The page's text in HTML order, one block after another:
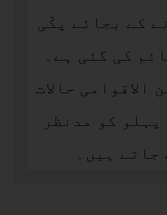
کے بجائے پکّی
کی گئی ہے۔
الاقوامی حالات
کو مدنظر
جاتے ہیں۔